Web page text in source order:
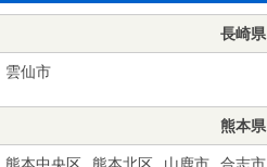
長崎県
雲仙市
熊本県
熊本中央区 熊本北区 山鹿市 合志市